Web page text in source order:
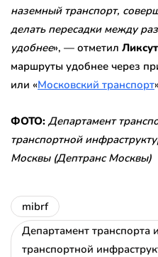
наземный транспорт,
делать пересадки между
удобнее», — отметил
маршруты удобнее через
или «Московский транспорт
ФОТО: Департамент
транспортной
Москвы (Дептранс Москвы)
mibrf
Департамент транспорта
транспортной